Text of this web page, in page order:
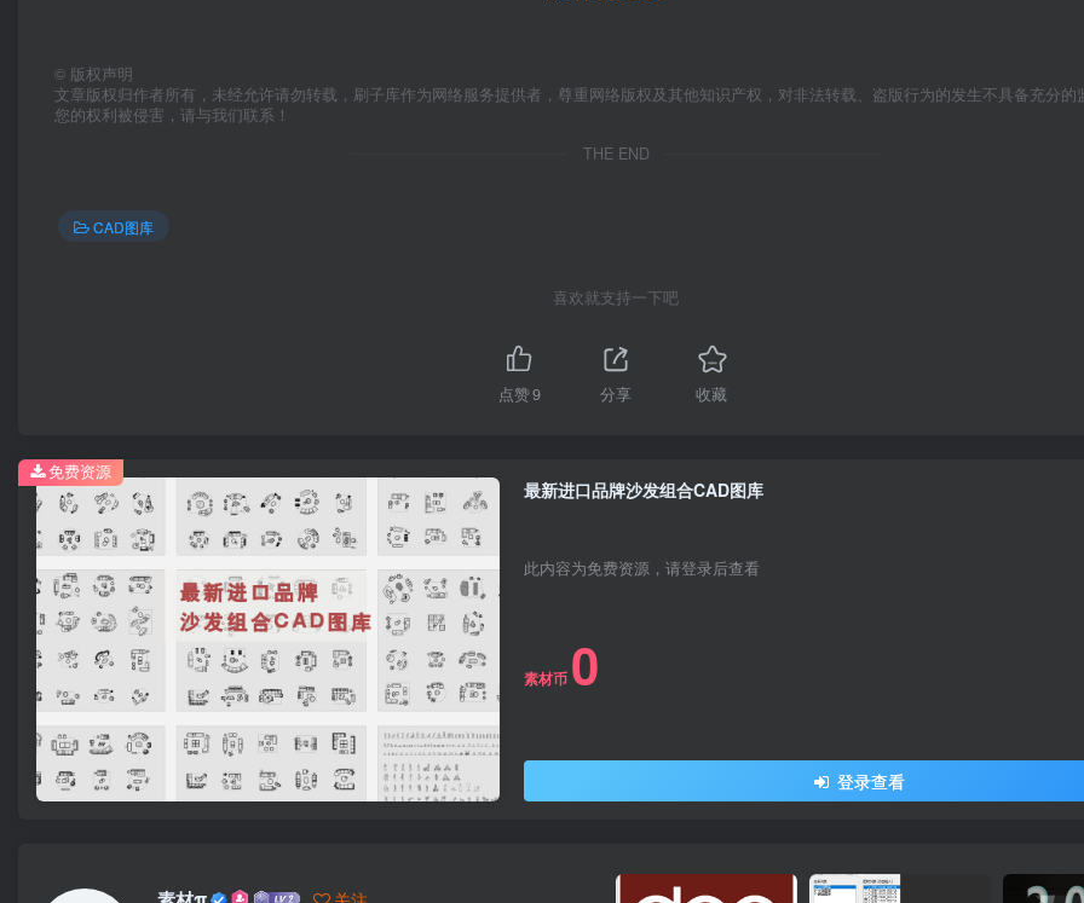
© 版权声明
文章版权归作者所有，未经允许请勿转载，刷子库作为网络服务提供者，尊重网络版权及其他知识产权，对非法转载、盗版行为的发生不具备充分的
您的权利被侵害，请与我们联系！
THE END
CAD图库
喜欢就支持一下吧
点赞9 分享 收藏
最新进口品牌沙发组合CAD图库
此内容为免费资源，请登录后查看
素材币 0
登录查看
免费资源